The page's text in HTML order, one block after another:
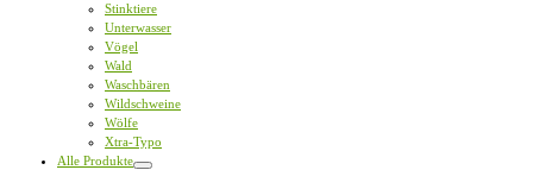
Stinktiere
Unterwasser
Vögel
Wald
Waschbären
Wildschweine
Wölfe
Xtra-Typo
Alle Produkte